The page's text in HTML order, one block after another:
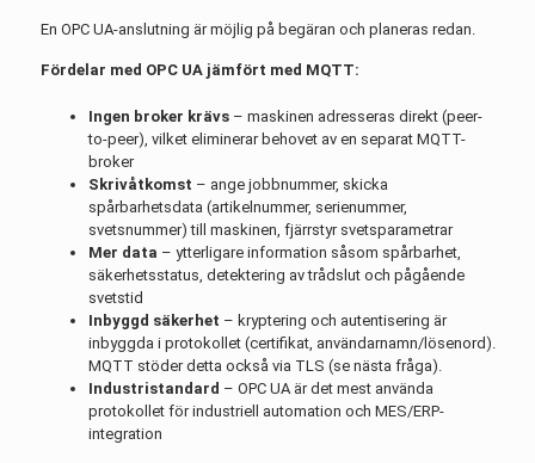
En OPC UA-anslutning är möjlig på begäran och planeras redan.
Fördelar med OPC UA jämfört med MQTT:
Ingen broker krävs– maskinen adresseras direkt (peer-
to-peer), vilket eliminerar behovet av en separat MQTT-
broker
Skrivåtkomst – ange jobbnummer, skicka
spårbarhetsdata (artikelnummer, serienummer,
svetsnummer) till maskinen, fjärrstyr svetsparametrar
Mer data – ytterligare information såsom spårbarhet,
säkerhetsstatus, detektering av trådslut och pågående
svetstid
Inbyggd säkerhet – kryptering och autentisering är
inbyggda i protokollet (certifikat, användarnamn/lösenord).
MQTT stöder detta också via TLS (se nästa fråga).
Industristandard – OPC UA är det mest använda
protokollet för industriell automation och MES/ERP-
integration